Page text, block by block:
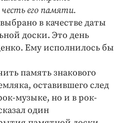
его памяти.
в качестве даты
доски. Это день
Ему исполнилось бы
память знакового
оставившего след
музыке, но и в рок-
один